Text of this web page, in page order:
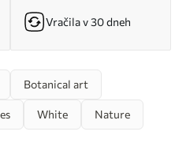
Vračila v 30 dneh
Botanical art
White Nature